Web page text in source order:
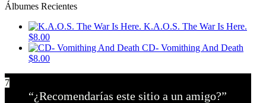
Álbumes Recientes
K.A.O.S. The War Is Here.
$8.00
CD- Vomithing And Death
$8.00
7
“¿Recomendarías este sitio a un amigo?”